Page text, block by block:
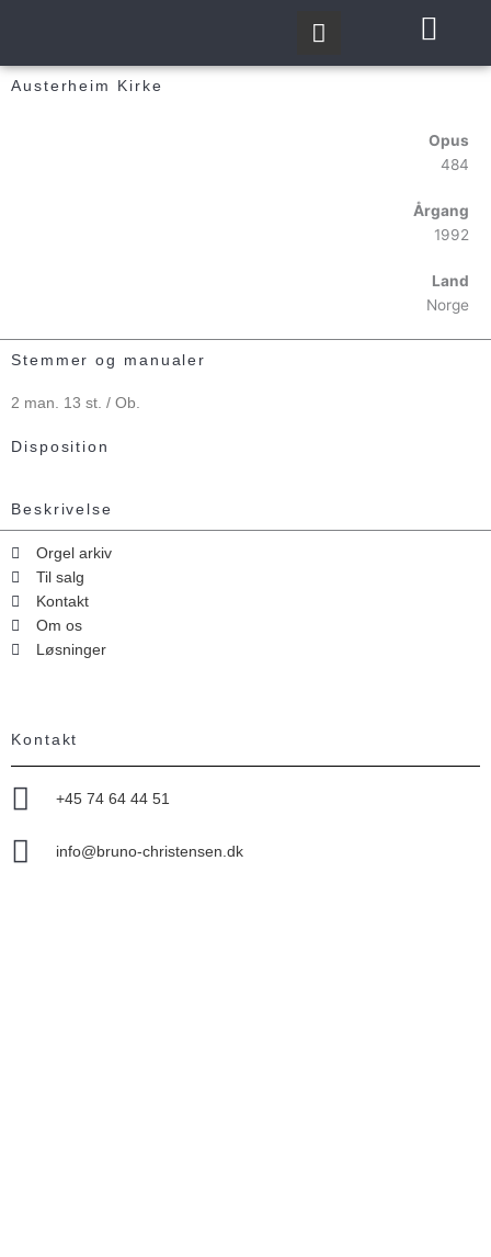
Austerheim Kirke
Opus
484
Årgang
1992
Land
Norge
Stemmer og manualer
2 man. 13 st. / Ob.
Disposition
Beskrivelse
Orgel arkiv
Til salg
Kontakt
Om os
Løsninger
Kontakt
+45 74 64 44 51
info@bruno-christensen.dk